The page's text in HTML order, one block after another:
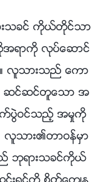
သခင္ ကိုယ္တိုင္သာ
ထိုအရာကို လုပ္ေဆာင္
လူသားသည္ ေကာ
ႏွင့္ ဆင္ဆင္တူေသာ အ
ပြဲဝင္သည့္ အမႈကို
သား၏တာဝန္မွာ
ည္ ဘုရားသခင္ကိုယ္